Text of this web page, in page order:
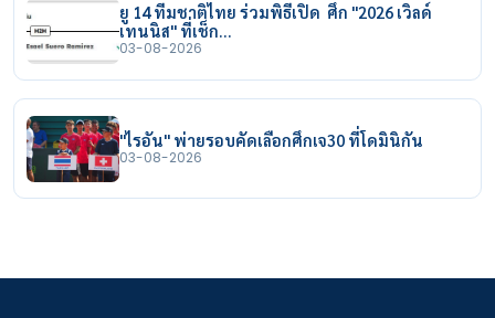
ยู 14 ทีมชาติไทย ร่วมพิธีเปิด ศึก "2026 เวิลด์
เทนนิส" ที่เช็ก…
03-08-2026
"ไรอัน" พ่ายรอบคัดเลือกศึกเจ30 ที่โดมินิกัน
03-08-2026